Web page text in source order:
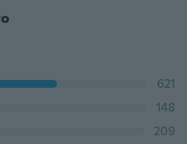
621
148
209